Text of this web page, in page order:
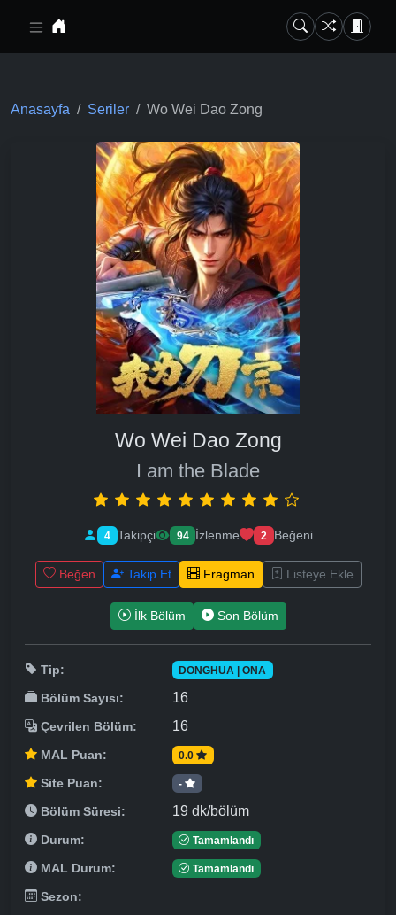
Anasayfa Seriler Wo Wei Dao Zong
Wo Wei Dao Zong
I am the Blade
4 Takipçi 94 İzlenme 2 Beğeni
Beğen Takip Et Fragman Listeye Ekle
İlk Bölüm Son Bölüm
Tip: DONGHUA | ONA
Bölüm Sayısı: 16
Çevrilen Bölüm: 16
MAL Puan: 0.0
Site Puan: -
Bölüm Süresi: 19 dk/bölüm
Durum: Tamamlandı
MAL Durum: Tamamlandı
Sezon: